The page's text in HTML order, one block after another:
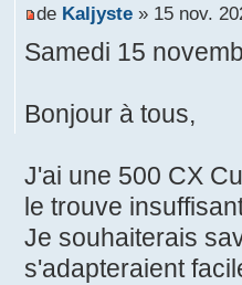
de Kaljyste» 15 nov.
Samedi 15
Bonjour à tous,
J'ai une 500 CX
le trouve
Je souhaiterais
s'adapteraient